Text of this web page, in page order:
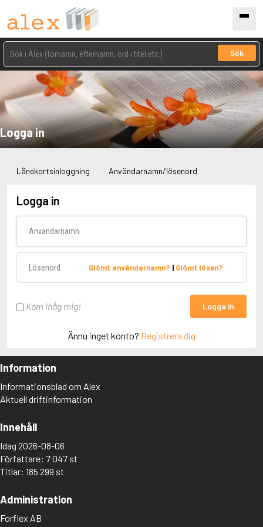
Sök
Logga in
Lånekortsinloggning Användarnamn/lösenord
Logga in
Glömt användarnamn? | Glömt lösen?
Kom ihåg mig! Logga in
Ännu inget konto? Registrera dig
Information
Informationsblad om Alex
Aktuell driftinformation
Innehåll
Idag 2026-08-06
Författare: 7 047 st
Titlar: 185 299 st
Administration
Forflex AB